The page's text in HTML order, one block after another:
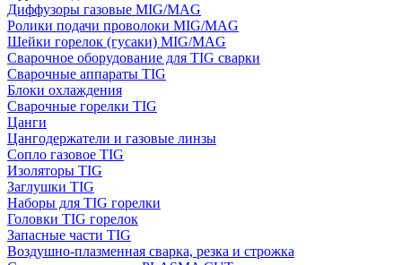
Диффузоры газовые MIG/MAG
Ролики подачи проволоки MIG/MAG
Шейки горелок (гусаки) MIG/MAG
Сварочное оборудование для TIG сварки
Сварочные аппараты TIG
Блоки охлаждения
Сварочные горелки TIG
Цанги
Цангодержатели и газовые линзы
Сопло газовое TIG
Изоляторы TIG
Заглушки TIG
Наборы для TIG горелки
Головки TIG горелок
Запасные части TIG
Воздушно-плазменная сварка, резка и строжка